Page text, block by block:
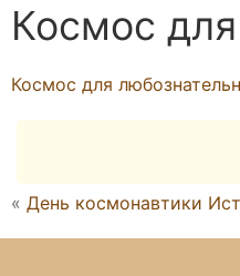
Космос
Космос для
« День космонавтики